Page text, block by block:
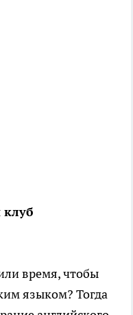
время, чтобы
языком? Тогда